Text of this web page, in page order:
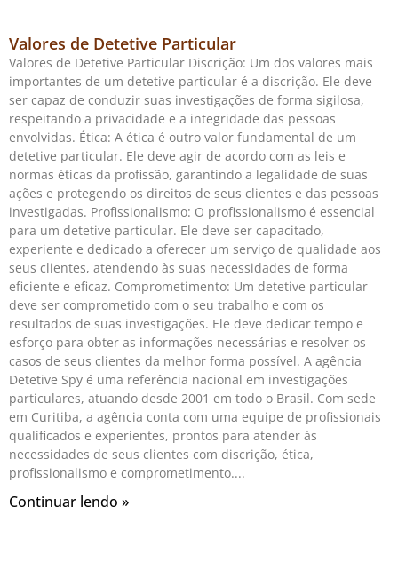
Valores de Detetive Particular
Valores de Detetive Particular Discrição: Um dos valores mais
importantes de um detetive particular é a discrição. Ele deve
ser capaz de conduzir suas investigações de forma sigilosa,
respeitando a privacidade e a integridade das pessoas
envolvidas. Ética: A ética é outro valor fundamental de um
detetive particular. Ele deve agir de acordo com as leis e
normas éticas da profissão, garantindo a legalidade de suas
ações e protegendo os direitos de seus clientes e das pessoas
investigadas. Profissionalismo: O profissionalismo é essencial
para um detetive particular. Ele deve ser capacitado,
experiente e dedicado a oferecer um serviço de qualidade aos
seus clientes, atendendo às suas necessidades de forma
eficiente e eficaz. Comprometimento: Um detetive particular
deve ser comprometido com o seu trabalho e com os
resultados de suas investigações. Ele deve dedicar tempo e
esforço para obter as informações necessárias e resolver os
casos de seus clientes da melhor forma possível. A agência
Detetive Spy é uma referência nacional em investigações
particulares, atuando desde 2001 em todo o Brasil. Com sede
em Curitiba, a agência conta com uma equipe de profissionais
qualificados e experientes, prontos para atender às
necessidades de seus clientes com discrição, ética,
profissionalismo e comprometimento.
Continuar lendo »